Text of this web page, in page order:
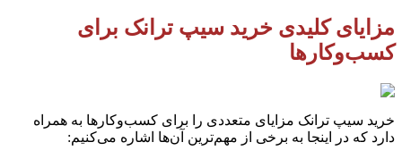
مزایای کلیدی خرید سیپ ترانک برای
کسب‌وکارها
خرید سیپ ترانک مزایای متعددی را برای کسب‌وکارها به همراه
دارد که در اینجا به برخی از مهم‌ترین آن‌ها اشاره می‌کنیم: